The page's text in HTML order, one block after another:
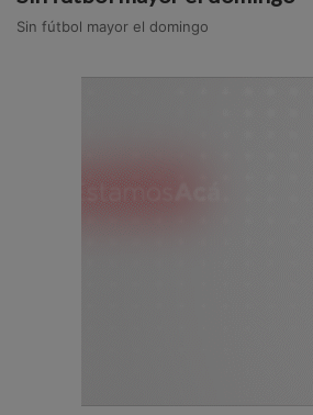
Sin fútbol mayor el domingo